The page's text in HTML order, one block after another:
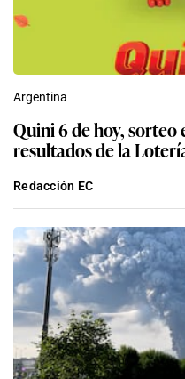
Argentina
Quini 6 de hoy, sorteo
resultados de la
Redacción EC